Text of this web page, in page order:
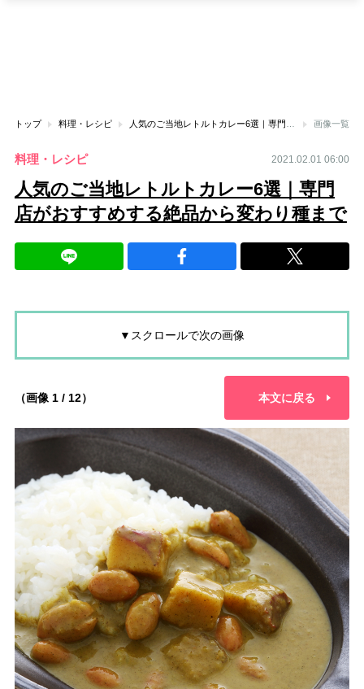
トップ 料理・レシピ 画像一覧
料理・レシピ 2021.02.01 06:00
人気のご当地レトルトカレー6選｜専門
店がおすすめする絶品から変わり種まで
▼スクロールで次の画像
（画像 1 / 12） 本文に戻る